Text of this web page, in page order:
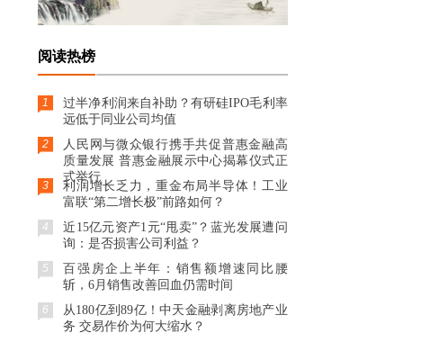
阅读热榜
1
过半净利润来自补助？有研硅IPO毛利率
远低于同业公司均值
2
人民网与微众银行携手共促普惠金融高
质量发展 普惠金融展示中心揭幕仪式正
式举行
3
利润增长乏力，重金布局半导体！工业
富联“第二增长极”前路如何？
4
近15亿元资产1元“甩卖”？蓝光发展遭问
询：是否损害公司利益？
5
百强房企上半年：销售额增速同比腰
斩，6月销售改善回血仍需时间
6
从180亿到89亿！中天金融剥离房地产业
务 交易作价为何大缩水？